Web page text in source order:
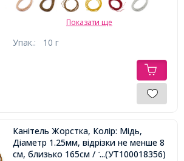
Показати ще
Упак.: 10 г
Канітель Жорстка, Колір: Мідь,
Діаметр 1.25мм, відрізки не менше 8
см, близько 165см / 10г,...(УТ100018356)